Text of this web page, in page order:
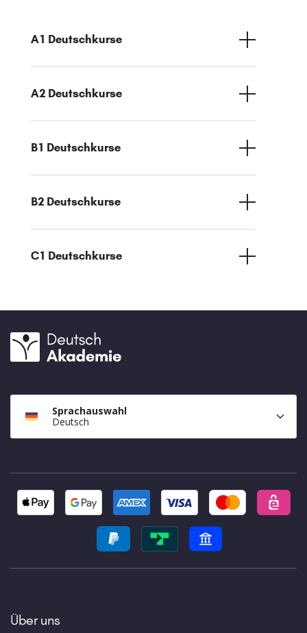
A1 Deutschkurse
A2 Deutschkurse
B1 Deutschkurse
B2 Deutschkurse
C1 Deutschkurse
Sprachauswahl
Deutsch
Über uns